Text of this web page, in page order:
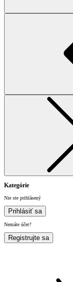
Kategórie
Nie ste prihlásený
Prihlásiť sa
Nemáte účet?
Registrujte sa